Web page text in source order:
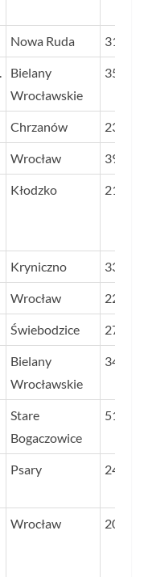
Nowa Ruda 31
Bielany
Wrocławskie
35
Chrzanów 23
Wrocław 39
Kłodzko 21
Kryniczno 33
Wrocław 22
Świebodzice 27
Bielany
Wrocławskie
34
Stare
Bogaczowice
51
Psary 24
Wrocław 20